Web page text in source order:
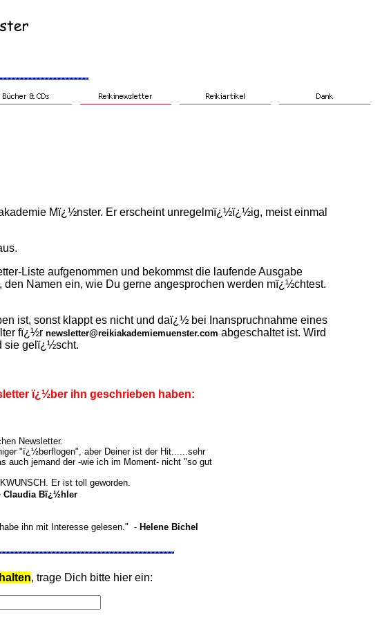
Mï¿½nster. Er erscheint unregelmï¿½ï¿½ig, meist einmal
Liste aufgenommen und bekommst die laufende Ausgabe
Namen ein, wie Du gerne angesprochen werden mï¿½chtest.
ist, sonst klappt es nicht und daï¿½ bei Inanspruchnahme eines
fï¿½r newsletter@reikiakademiemuenster.com abgeschaltet ist. Wird
sie gelï¿½scht.
ï¿½ber ihn geschrieben haben:
Newsletter.
"ï¿½berflogen", aber Deiner ist der Hit......sehr
auch jemand der -wie ich im Moment- nicht "so gut
Er ist toll geworden.
Claudia Bï¿½hler
ihn mit Interesse gelesen." - Helene Bichel
, trage Dich bitte hier ein: